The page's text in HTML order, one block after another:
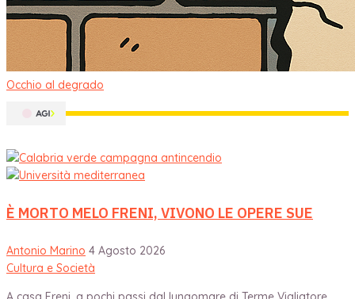
Occhio al degrado
È MORTO MELO FRENI, VIVONO LE OPERE SUE
Antonio Marino 4 Agosto 2026
Cultura e Società